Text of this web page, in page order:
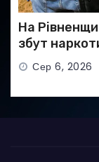
На
збут
Сер 6, 2026